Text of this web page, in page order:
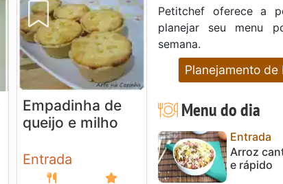
Empadinha de
queijo e milho
Entrada
Petitchef oferece a
planejar seu menu
semana.
Planejamento de
Menu do dia
Entrada
Arroz
e rápido